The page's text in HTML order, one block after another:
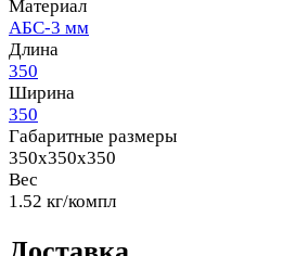
Материал
АБС-3 мм
Длина
350
Ширина
350
Габаритные размеры
350x350x350
Вес
1.52 кг/компл